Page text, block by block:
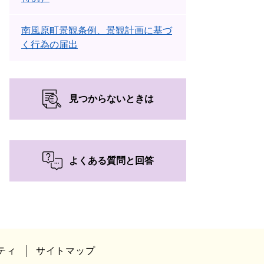
南風原町景観条例、景観計画に基づ
く行為の届出
見つからないときは
よくある質問と回答
ィ サイトマップ